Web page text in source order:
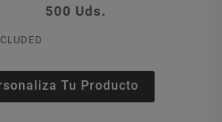
500 Uds.
Tu Producto